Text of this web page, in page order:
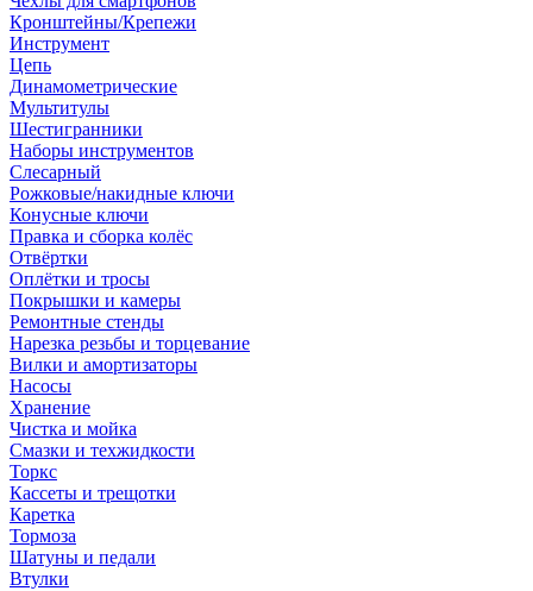
Кронштейны/Крепежи
Инструмент
Цепь
Динамометрические
Мультитулы
Шестигранники
Наборы инструментов
Слесарный
Рожковые/накидные ключи
Конусные ключи
Правка и сборка колёс
Отвёртки
Оплётки и тросы
Покрышки и камеры
Ремонтные стенды
Нарезка резьбы и торцевание
Вилки и амортизаторы
Насосы
Хранение
Чистка и мойка
Смазки и техжидкости
Торкс
Кассеты и трещотки
Каретка
Тормоза
Шатуны и педали
Втулки